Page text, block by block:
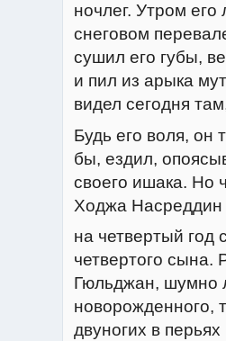
ночлег. Утром
снеговом
сушил его губы,
и пил из арыка
видел сегодня
Будь его воля, он
бы, ездил,
своего ишака. Hо
Ходжа Hасреддин
на четвертый год
четвертого сына.
Гюльджан, шумно
новорожденного,
двуногих в